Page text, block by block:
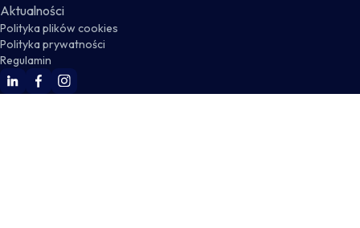
Aktualności
Polityka plików cookies
Polityka prywatności
Regulamin
WSKZ Linkedin
WSKZ Facebook
WSKZ Instagram